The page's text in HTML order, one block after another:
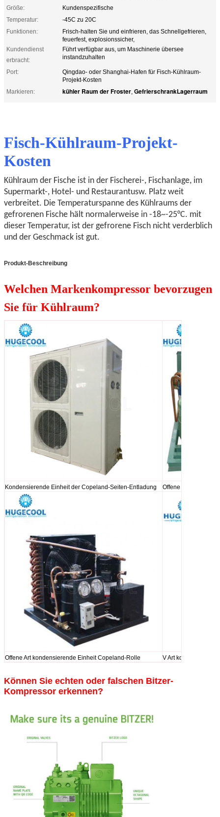
Größe:
Kundenspezifische
Temperatur:
-45C zu 20C
Funktionen:
Frisch-halten Sie und einfrieren, das Schnellgefrieren,
feuerfest, explosionssicher,
Kundendienst
erbracht:
Führt verfügbar aus, um Maschinerie übersee
instandzuhalten
Port:
Qingdao- oder Shanghai-Hafen für Fisch-Kühlraum-
Projekt-Kosten
Markieren:
kühler Raum der Froster, GefrierschrankLagerraum
Fisch-Kühlraum-Projekt-
Kosten
Kühlraum der Fische ist in der Fischerei-, Fischanlage, im
Supermarkt-, Hotel- und Restaurantusw. Platz weit
verbreitet. Die Temperaturspanne des Kühlraums der
gefrorenen Fische hält normalerweise in -18~-25°C. mit
dieser Temperatur, ist der gefrorene Fisch nicht verderblich
und der Geschmack ist gut.
Produkt-Beschreibung
Welchen Markenkompressor bevorzugen
Sie für Kühlraum?
Kondensierende Einheit der Copeland-Seiten-Entladung Offene Art
Offene Art kondensierende Einheit Copeland-Rolle V Art
Können Sie echten oder falschen Bitzer-
Kompressor erkennen?